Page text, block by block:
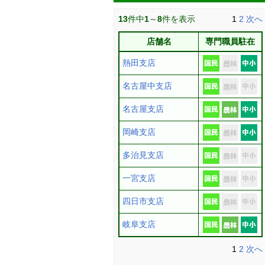
13件中1～8件を表示 1 2 次へ
店舗名 専門職員駐在
熱田支店
名古屋中支店
名古屋支店
岡崎支店
多治見支店
一宮支店
四日市支店
岐阜支店
1 2 次へ